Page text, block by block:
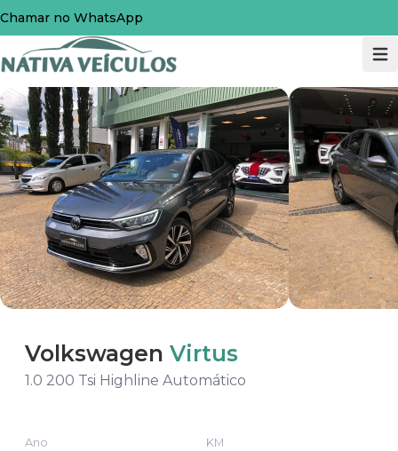
Chamar no WhatsApp
Volkswagen Virtus
1.0 200 Tsi Highline Automático
Ano KM